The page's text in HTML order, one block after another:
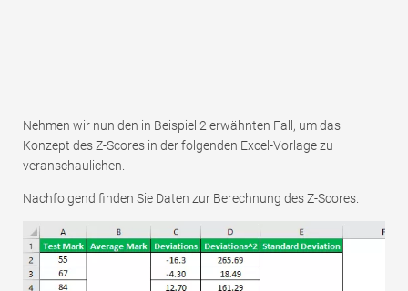
Nehmen wir nun den in Beispiel 2 erwähnten Fall, um das
Konzept des Z-Scores in der folgenden Excel-Vorlage zu
veranschaulichen.
Nachfolgend finden Sie Daten zur Berechnung des Z-Scores.